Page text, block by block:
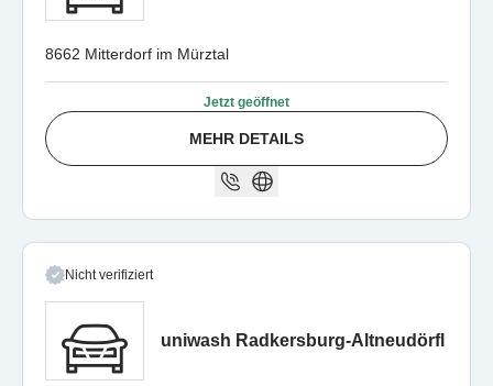
8662 Mitterdorf im Mürztal
Jetzt geöffnet
MEHR DETAILS
Nicht verifiziert
uniwash Radkersburg-Altneudörfl